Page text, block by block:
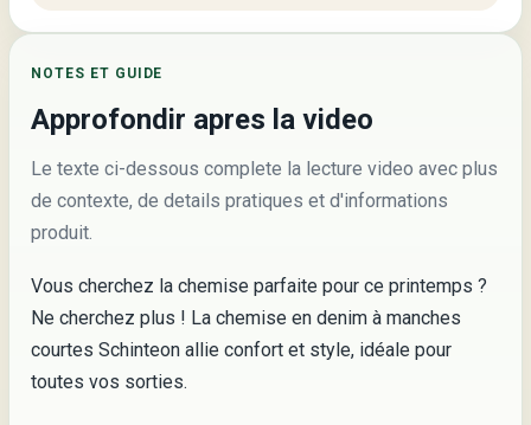
NOTES ET GUIDE
Approfondir apres la video
Le texte ci-dessous complete la lecture video avec plus
de contexte, de details pratiques et d'informations
produit.
Vous cherchez la chemise parfaite pour ce printemps ?
Ne cherchez plus ! La chemise en denim à manches
courtes Schinteon allie confort et style, idéale pour
toutes vos sorties.